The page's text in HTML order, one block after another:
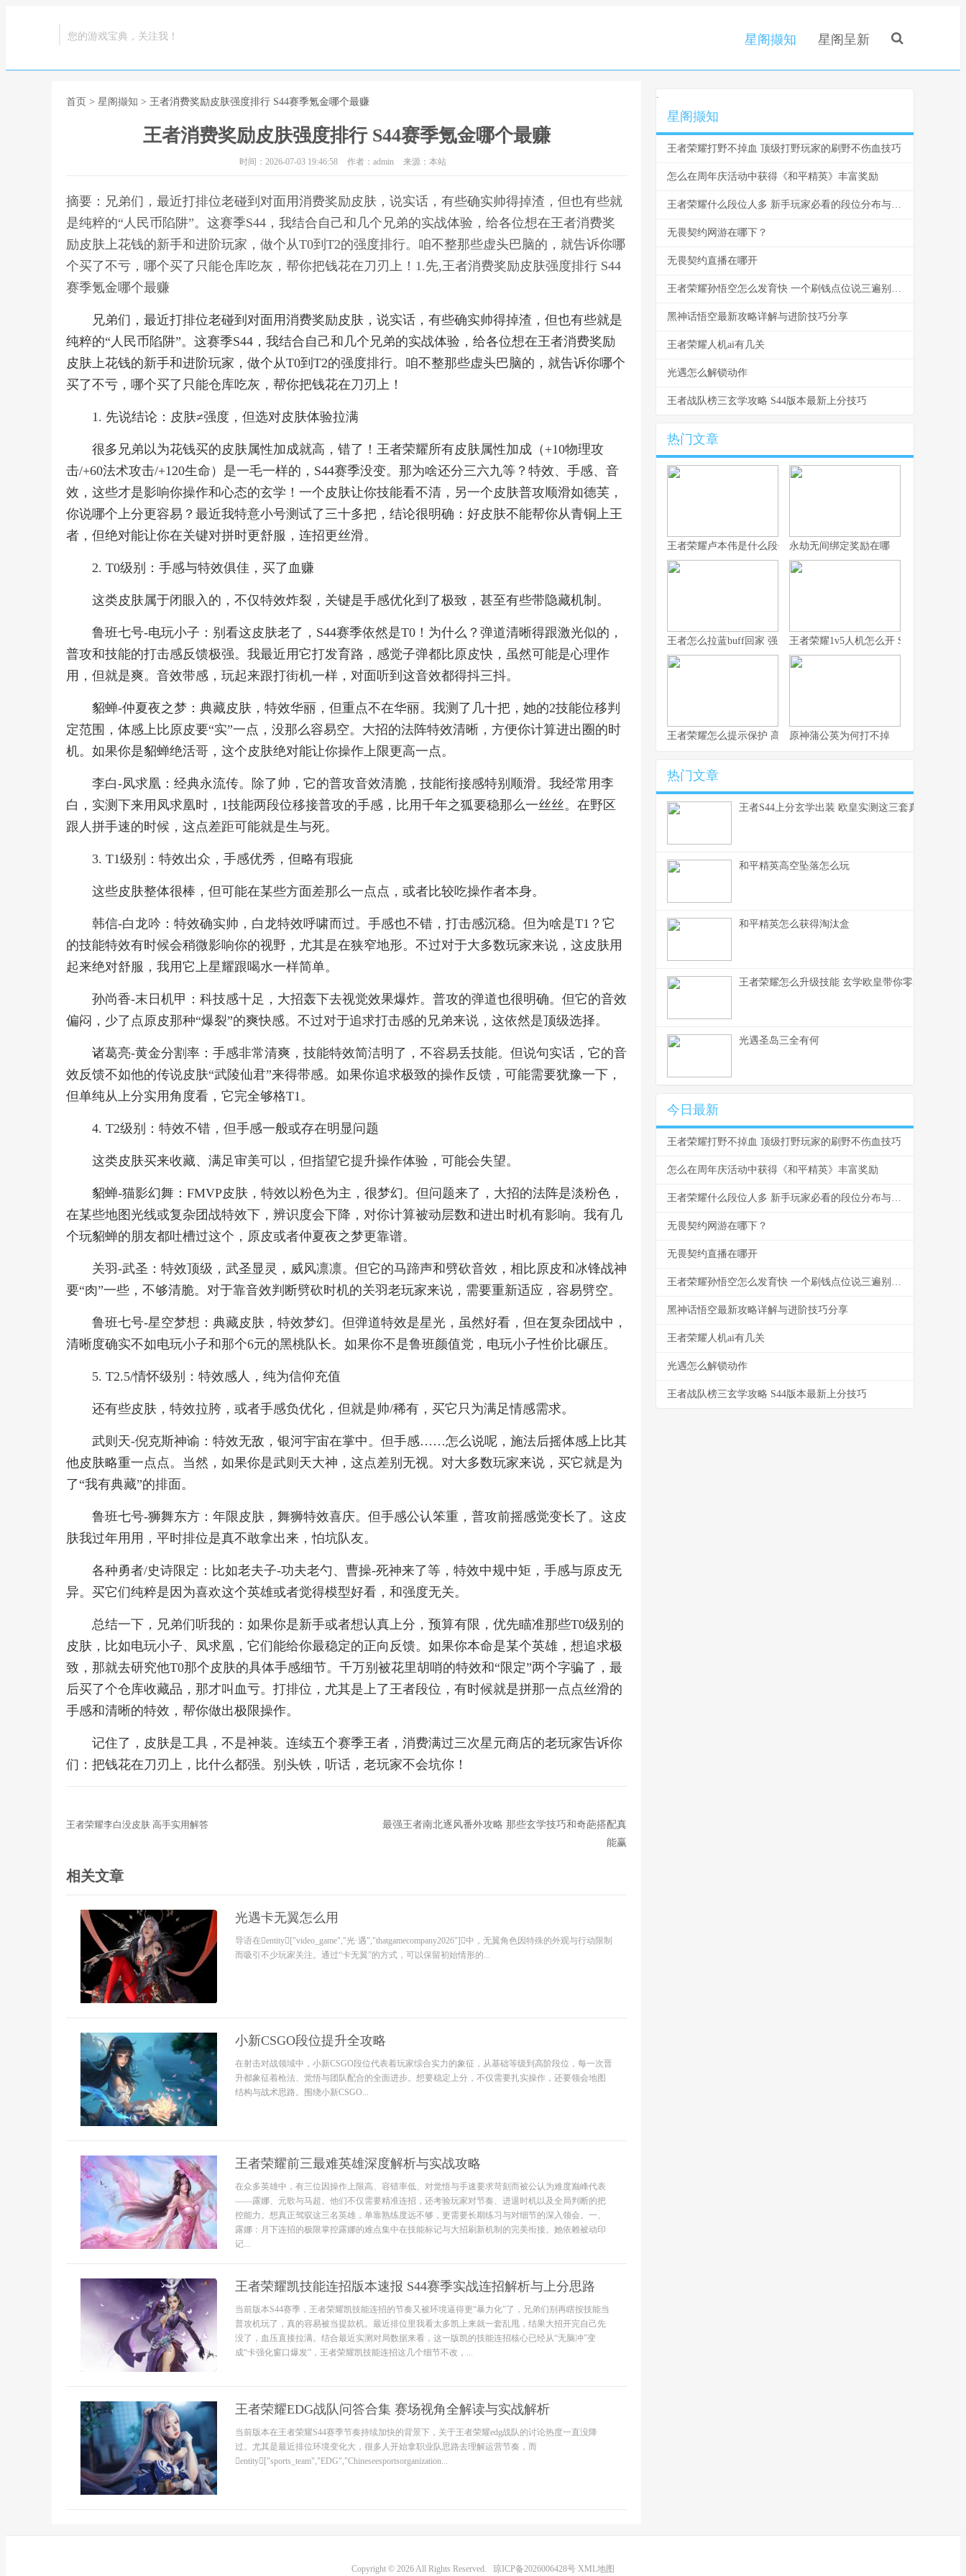
您的游戏宝典，关注我！ 星阁撷知 星阁呈新
首页 > 星阁撷知 > 王者消费奖励皮肤强度排行 S44赛季氪金哪个最赚
王者消费奖励皮肤强度排行 S44赛季氪金哪个最赚
时间：2026-07-03 19:46:58 作者：admin 来源：本站
摘要：兄弟们，最近打排位老碰到对面用消费奖励皮肤，说实话，有些确实帅得掉渣，但也有些就
是纯粹的“人民币陷阱”。这赛季S44，我结合自己和几个兄弟的实战体验，给各位想在王者消费奖
励皮肤上花钱的新手和进阶玩家，做个从T0到T2的强度排行。咱不整那些虚头巴脑的，就告诉你哪
个买了不亏，哪个买了只能仓库吃灰，帮你把钱花在刀刃上！1.先,王者消费奖励皮肤强度排行 S44
赛季氪金哪个最赚
兄弟们，最近打排位老碰到对面用消费奖励皮肤，说实话，有些确实帅得掉渣，但也有些就是
纯粹的“人民币陷阱”。这赛季S44，我结合自己和几个兄弟的实战体验，给各位想在王者消费奖励
皮肤上花钱的新手和进阶玩家，做个从T0到T2的强度排行。咱不整那些虚头巴脑的，就告诉你哪个
买了不亏，哪个买了只能仓库吃灰，帮你把钱花在刀刃上！
1. 先说结论：皮肤≠强度，但选对皮肤体验拉满
很多兄弟以为花钱买的皮肤属性加成就高，错了！王者荣耀所有皮肤属性加成（+10物理攻
击/+60法术攻击/+120生命）是一毛一样的，S44赛季没变。那为啥还分三六九等？特效、手感、音
效，这些才是影响你操作和心态的玄学！一个皮肤让你技能看不清，另一个皮肤普攻顺滑如德芙，
你说哪个上分更容易？最近我特意小号测试了三十多把，结论很明确：好皮肤不能帮你从青铜上王
者，但绝对能让你在关键对拼时更舒服，连招更丝滑。
2. T0级别：手感与特效俱佳，买了血赚
这类皮肤属于闭眼入的，不仅特效炸裂，关键是手感优化到了极致，甚至有些带隐藏机制。
鲁班七号-电玩小子：别看这皮肤老了，S44赛季依然是T0！为什么？弹道清晰得跟激光似的，
普攻和技能的打击感反馈极强。我最近用它打发育路，感觉子弹都比原皮快，虽然可能是心理作
用，但就是爽。音效带感，玩起来跟打街机一样，对面听到这音效都得抖三抖。
貂蝉-仲夏夜之梦：典藏皮肤，特效华丽，但重点不在华丽。我测了几十把，她的2技能位移判
定范围，体感上比原皮要“实”一点，没那么容易空。大招的法阵特效清晰，方便你计算进出圈的时
机。如果你是貂蝉绝活哥，这个皮肤绝对能让你操作上限更高一点。
李白-凤求凰：经典永流传。除了帅，它的普攻音效清脆，技能衔接感特别顺滑。我经常用李
白，实测下来用凤求凰时，1技能两段位移接普攻的手感，比用千年之狐要稳那么一丝丝。在野区
跟人拼手速的时候，这点差距可能就是生与死。
3. T1级别：特效出众，手感优秀，但略有瑕疵
这些皮肤整体很棒，但可能在某些方面差那么一点点，或者比较吃操作者本身。
韩信-白龙吟：特效确实帅，白龙特效呼啸而过。手感也不错，打击感沉稳。但为啥是T1？它
的技能特效有时候会稍微影响你的视野，尤其是在狭窄地形。不过对于大多数玩家来说，这皮肤用
起来绝对舒服，我用它上星耀跟喝水一样简单。
孙尚香-末日机甲：科技感十足，大招轰下去视觉效果爆炸。普攻的弹道也很明确。但它的音效
偏闷，少了点原皮那种“爆裂”的爽快感。不过对于追求打击感的兄弟来说，这依然是顶级选择。
诸葛亮-黄金分割率：手感非常清爽，技能特效简洁明了，不容易丢技能。但说句实话，它的音
效反馈不如他的传说皮肤“武陵仙君”来得带感。如果你追求极致的操作反馈，可能需要犹豫一下，
但单纯从上分实用角度看，它完全够格T1。
4. T2级别：特效不错，但手感一般或存在明显问题
这类皮肤买来收藏、满足审美可以，但指望它提升操作体验，可能会失望。
貂蝉-猫影幻舞：FMVP皮肤，特效以粉色为主，很梦幻。但问题来了，大招的法阵是淡粉色，
在某些地图光线或复杂团战特效下，辨识度会下降，对你计算被动层数和进出时机有影响。我有几
个玩貂蝉的朋友都吐槽过这个，原皮或者仲夏夜之梦更靠谱。
关羽-武圣：特效顶级，武圣显灵，威风凛凛。但它的马蹄声和劈砍音效，相比原皮和冰锋战神
要“肉”一些，不够清脆。对于靠音效判断劈砍时机的关羽老玩家来说，需要重新适应，容易劈空。
鲁班七号-星空梦想：典藏皮肤，特效梦幻。但弹道特效是星光，虽然好看，但在复杂团战中，
清晰度确实不如电玩小子和那个6元的黑桃队长。如果你不是鲁班颜值党，电玩小子性价比碾压。
5. T2.5/情怀级别：特效感人，纯为信仰充值
还有些皮肤，特效拉胯，或者手感负优化，但就是帅/稀有，买它只为满足情感需求。
武则天-倪克斯神谕：特效无敌，银河宇宙在掌中。但手感……怎么说呢，施法后摇体感上比其
他皮肤略重一点点。当然，如果你是武则天大神，这点差别无视。对大多数玩家来说，买它就是为
了“我有典藏”的排面。
鲁班七号-狮舞东方：年限皮肤，舞狮特效喜庆。但手感公认笨重，普攻前摇感觉变长了。这皮
肤我过年用用，平时排位是真不敢拿出来，怕坑队友。
各种勇者/史诗限定：比如老夫子-功夫老勺、曹操-死神来了等，特效中规中矩，手感与原皮无
异。买它们纯粹是因为喜欢这个英雄或者觉得模型好看，和强度无关。
总结一下，兄弟们听我的：如果你是新手或者想认真上分，预算有限，优先瞄准那些T0级别的
皮肤，比如电玩小子、凤求凰，它们能给你最稳定的正向反馈。如果你本命是某个英雄，想追求极
致，那就去研究他T0那个皮肤的具体手感细节。千万别被花里胡哨的特效和“限定”两个字骗了，最
后买了个仓库收藏品，那才叫血亏。打排位，尤其是上了王者段位，有时候就是拼那一点点丝滑的
手感和清晰的特效，帮你做出极限操作。
记住了，皮肤是工具，不是神装。连续五个赛季王者，消费满过三次星元商店的老玩家告诉你
们：把钱花在刀刃上，比什么都强。别头铁，听话，老玩家不会坑你！
王者荣耀李白没皮肤 高手实用解答
最强王者南北逐风番外攻略 那些玄学技巧和奇葩搭配真
能赢
相关文章
光遇卡无翼怎么用
导语在entity["video_game","光·遇","thatgamecompany2026"]中，无翼角色因特殊的外观与行动限制
而吸引不少玩家关注。通过“卡无翼”的方式，可以保留初始情形的...
小新CSGO段位提升全攻略
在射击对战领域中，小新CSGO段位代表着玩家综合实力的象征，从基础等级到高阶段位，每一次晋
升都象征着枪法、觉悟与团队配合的全面进步。想要稳定上分，不仅需要扎实操作，还要领会地图
结构与战术思路。围绕小新CSGO...
王者荣耀前三最难英雄深度解析与实战攻略
在众多英雄中，有三位因操作上限高、容错率低、对觉悟与手速要求苛刻而被公认为难度巅峰代表
——露娜、元歌与马超。他们不仅需要精准连招，还考验玩家对节奏、进退时机以及全局判断的把
控能力。想真正驾驭这三名英雄，单靠熟练度远不够，更需要长期练习与对细节的深入领会。一、
露娜：月下连招的极限掌控露娜的难点集中在技能标记与大招刷新机制的完美衔接。她依赖被动印
记...
王者荣耀凯技能连招版本速报 S44赛季实战连招解析与上分思路
当前版本S44赛季，王者荣耀凯技能连招的节奏又被环境逼得更“暴力化”了，兄弟们别再瞎按技能当
普攻机玩了，真的容易被当提款机。最近排位里我看太多凯上来就一套乱甩，结果大招开完自己先
没了，血压直接拉满。结合最近实测对局数据来看，这一版凯的技能连招核心已经从“无脑冲”变
成“卡强化窗口爆发”，王者荣耀凯技能连招这几个细节不改，...
王者荣耀EDG战队问答合集 赛场视角全解读与实战解析
当前版本在王者荣耀S44赛季节奏持续加快的背景下，关于王者荣耀edg战队的讨论热度一直没降
过。尤其是最近排位环境变化大，很多人开始拿职业队思路去理解运营节奏，而
entity["sports_team","EDG","Chineseesportsorganization...
.
星阁撷知
王者荣耀打野不掉血 顶级打野玩家的刷野不伤血技巧
怎么在周年庆活动中获得《和平精英》丰富奖励
王者荣耀什么段位人多 新手玩家必看的段位分布与爬坑指南
无畏契约网游在哪下？
无畏契约直播在哪开
王者荣耀孙悟空怎么发育快 一个刷钱点位说三遍别再浪了
黑神话悟空最新攻略详解与进阶技巧分享
王者荣耀人机ai有几关
光遇怎么解锁动作
王者战队榜三玄学攻略 S44版本最新上分技巧
热门文章
王者荣耀卢本伟是什么段位 从数据看卢本伟的实战定位与上限
永劫无间绑定奖励在哪
王者怎么拉蓝buff回家 强度排行与拉野技巧全解析
王者荣耀1v5人机怎么开 S44赛季入口
王者荣耀怎么提示保护 高效局内沟通速成指南
原神蒲公英为何打不掉
热门文章
王者S44上分玄学出装 欧皇实测这三套真的能赢
和平精英高空坠落怎么玩
和平精英怎么获得淘汰盒
王者荣耀怎么升级技能 玄学欧皇带你零基础入门
光遇圣岛三全有何
今日最新
王者荣耀打野不掉血 顶级打野玩家的刷野不伤血技巧
怎么在周年庆活动中获得《和平精英》丰富奖励
王者荣耀什么段位人多 新手玩家必看的段位分布与爬坑指南
无畏契约网游在哪下？
无畏契约直播在哪开
王者荣耀孙悟空怎么发育快 一个刷钱点位说三遍别再浪了
黑神话悟空最新攻略详解与进阶技巧分享
王者荣耀人机ai有几关
光遇怎么解锁动作
王者战队榜三玄学攻略 S44版本最新上分技巧
Copyright © 2026 All Rights Reserved. 琼ICP备2026006428号 XML地图